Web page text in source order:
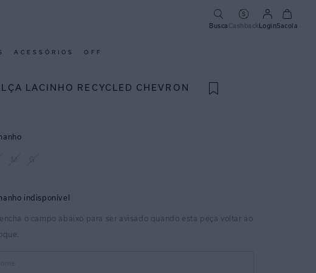
Busca CashbackLoginSacola
ACESSÓRIOS OFF
LACINHO RECYCLED CHEVRON